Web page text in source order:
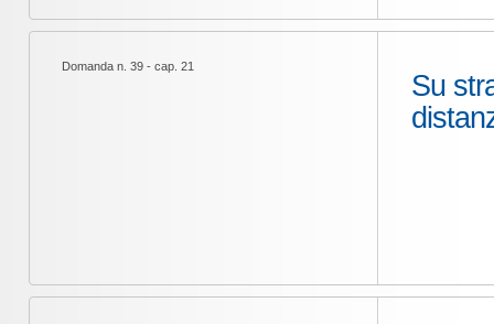
Domanda n. 39 - cap. 21
Su